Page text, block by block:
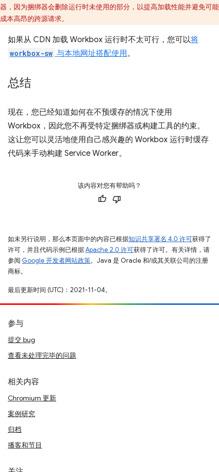
器，因为捆绑器会删除运行时未使用的部分，以提高加载性能并避免可能
成本高昂的跨源请求。
如果从 CDN 加载 Workbox 运行时不太可行，您可以将
workbox-sw 与本地网址搭配使用。
总结
现在，您已经知道如何在不预缓存的情况下使用
Workbox，因此您不再受特定捆绑器或构建工具的约束。
这让您可以灵活地使用自己感兴趣的 Workbox 运行时缓存
代码来手动构建 Service Worker。
该内容对您有帮助吗？
如未另行说明，那么本页面中的内容已根据知识共享署名 4.0 许可获得了
许可，并且代码示例已根据Apache 2.0 许可获得了许可。有关详情，请
参阅 Google 开发者网站政策。Java 是 Oracle 和/或其关联公司的注册
商标。
最后更新时间 (UTC)：2021-11-04。
参与
提交 bug
查看未处理完毕的问题
相关内容
Chromium 更新
案例研究
归档
播客和节目